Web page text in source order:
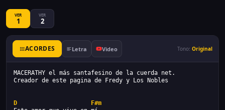
VER
1
VER
2
ACORDES Letra Video Tono: Original
MACERATHY el más santafesino de la cuerda net.
Creador de este pagina de Fredy y Los Nobles
D
F#m